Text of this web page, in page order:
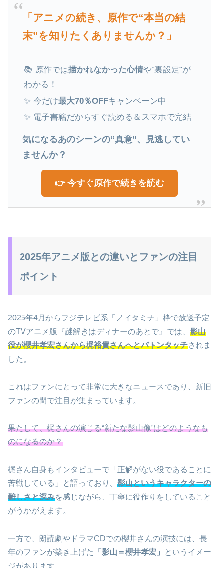
「アニメの続き、原作で“本当の結
末”を知りたくありませんか？」
📚 原作では描かれなかった心情や“裏設定”が
わかる！
✨ 今だけ最大70％OFFキャンペーン中
✨ 電子書籍だからすぐ読める＆スマホで完結
気になるあのシーンの“真意”、見逃してい
ませんか？
👉 今すぐ原作で続きを読む
2025年アニメ版との違いとファンの注目
ポイント
2025年4月からフジテレビ系「ノイタミナ」枠で放送予定
のTVアニメ版『謎解きはディナーのあとで』では、 影山
役が櫻井孝宏さんから梶裕貴さんへとバトンタッチされま
した。
これはファンにとって非常に大きなニュースであり、新旧
ファンの間で注目が集まっています。
果たして、梶さんの演じる“新たな影山像”はどのようなも
のになるのか？
梶さん自身もインタビューで「正解がない役であることに
苦戦している」と語っており、 影山というキャラクターの
難しさと深みを感じながら、丁寧に役作りをしていること
がうかがえます。
一方で、朗読劇やドラマCDでの櫻井さんの演技には、長
年のファンが築き上げた
「影山＝櫻井孝宏」
というイメー
ジがあります。